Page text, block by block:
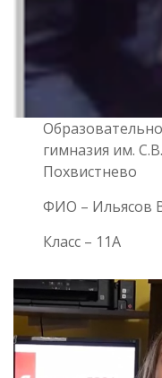
гимназия им.
Похвистнево
ФИО – Ильясов
Класс – 11А